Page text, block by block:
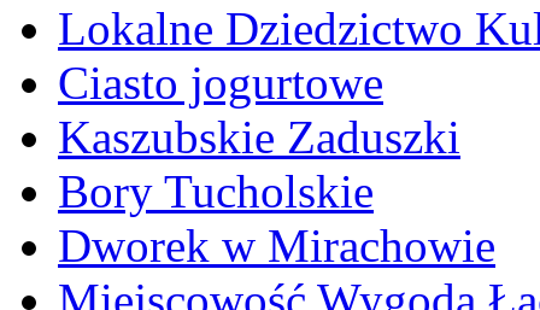
Lokalne Dziedzictwo
Ciasto jogurtowe
Kaszubskie Zaduszki
Bory Tucholskie
Dworek w Mirachowie
Miejscowość Wygoda